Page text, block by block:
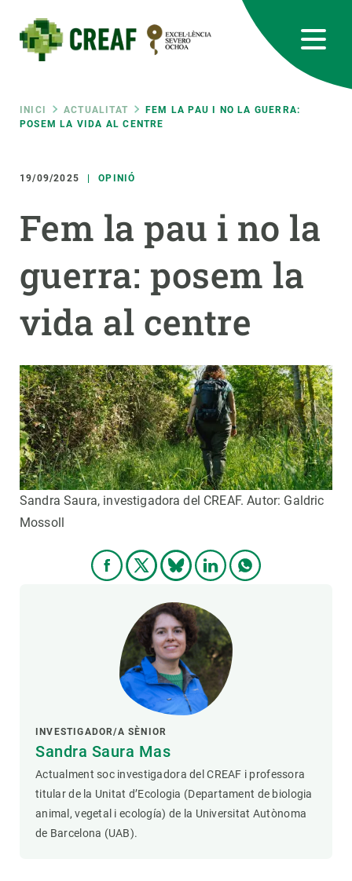
contingut
Fil
d'ariadna
INICI ACTUALITAT
FEM LA PAU I NO LA GUERRA:
POSEM LA VIDA AL CENTRE
19/09/2025 OPINIÓ
Fem la pau i no la
guerra: posem la
vida al centre
Sandra Saura, investigadora del CREAF. Autor: Galdric
Mossoll
INVESTIGADOR/A SÈNIOR
Sandra Saura Mas
Actualment soc investigadora del CREAF i professora
titular de la Unitat d’Ecologia (Departament de biologia
animal, vegetal i ecología) de la Universitat Autònoma
de Barcelona (UAB).
RRSS
responsive
Responsive
menu
SOBRE NOSALTRES
RECERCA
CIÈNCIA EN ACCIÓ
PARTICIPA
NOTÍCIES I AGENDA